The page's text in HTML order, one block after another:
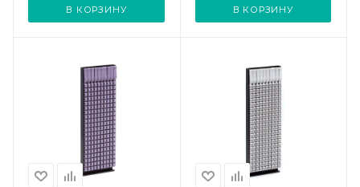
В КОРЗИНУ В КОРЗИНУ